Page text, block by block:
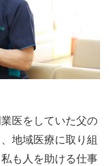
医をしていた父の
地域医療に取り組
も人を助ける仕事